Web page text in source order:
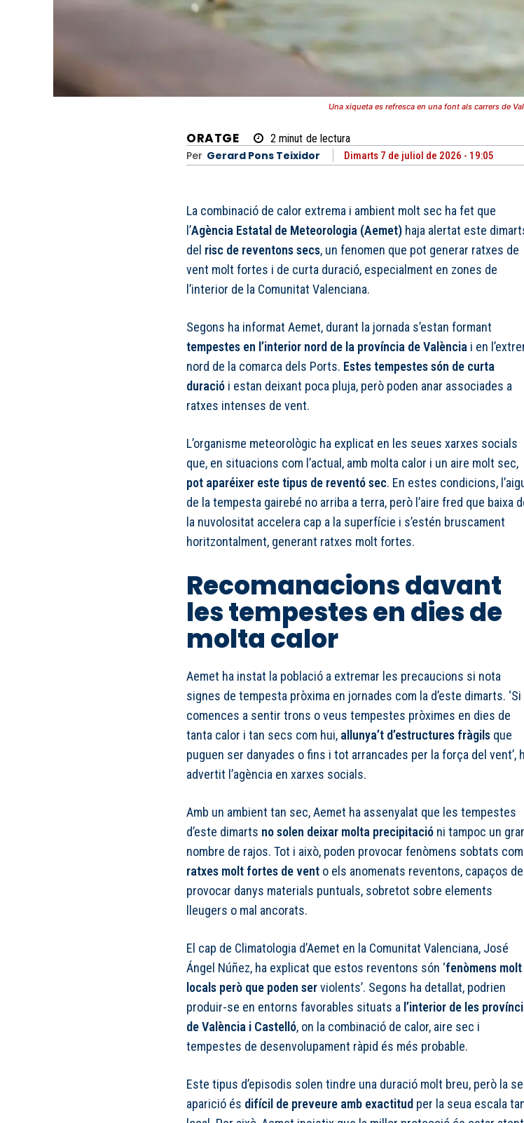
Una xiqueta es refresca en una font als carrers de
ORATGE 2 minut de lectura
Per Gerard Pons Teixidor Dimarts 7 de juliol de 2026 - 19:05
La combinació de calor extrema i ambient molt sec ha fet que
l’Agència Estatal de Meteorologia (Aemet) haja alertat este
del risc de reventons secs, un fenomen que pot generar ratxes de
vent molt fortes i de curta duració, especialment en zones de
l’interior de la Comunitat Valenciana.
Segons ha informat Aemet, durant la jornada s’estan formant
tempestes en l’interior nord de la província de València i en
nord de la comarca dels Ports. Estes tempestes són de curta
duració i estan deixant poca pluja, però poden anar associades a
ratxes intenses de vent.
L’organisme meteorològic ha explicat en les seues xarxes socials
que, en situacions com l’actual, amb molta calor i un aire molt sec,
pot aparéixer este tipus de reventó sec. En estes condicions,
de la tempesta gairebé no arriba a terra, però l’aire fred que baixa
la nuvolositat accelera cap a la superfície i s’estén bruscament
horitzontalment, generant ratxes molt fortes.
Recomanacions davant
les tempestes en dies de
molta calor
Aemet ha instat la població a extremar les precaucions si nota
signes de tempesta pròxima en jornades com la d’este dimarts. ‘Si
comences a sentir trons o veus tempestes pròximes en dies de
tanta calor i tan secs com hui, allunya’t d’estructures fràgils que
puguen ser danyades o fins i tot arrancades per la força del vent’,
advertit l’agència en xarxes socials.
Amb un ambient tan sec, Aemet ha assenyalat que les tempestes
d’este dimarts no solen deixar molta precipitació ni tampoc un
nombre de rajos. Tot i això, poden provocar fenòmens sobtats com
ratxes molt fortes de vent o els anomenats reventons, capaços de
provocar danys materials puntuals, sobretot sobre elements
lleugers o mal ancorats.
El cap de Climatologia d’Aemet en la Comunitat Valenciana, José
Ángel Núñez, ha explicat que estos reventons són ‘fenòmens molt
locals però que poden serviolents’. Segons ha detallat, podrien
produir-se en entorns favorables situats a l’interior de les
de València i Castelló, on la combinació de calor, aire sec i
tempestes de desenvolupament ràpid és més probable.
Este tipus d’episodis solen tindre una duració molt breu, però la
aparició és difícil de preveure amb exactitud per la seua escala